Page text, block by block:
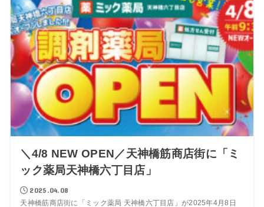
＼4/8 NEW OPEN／天神橋筋商店街に「ミ
ック薬局天神橋六丁目店」
2025.04.08
天神橋筋商店街に「ミック薬局 天神橋六丁目店」が2025年4月8日